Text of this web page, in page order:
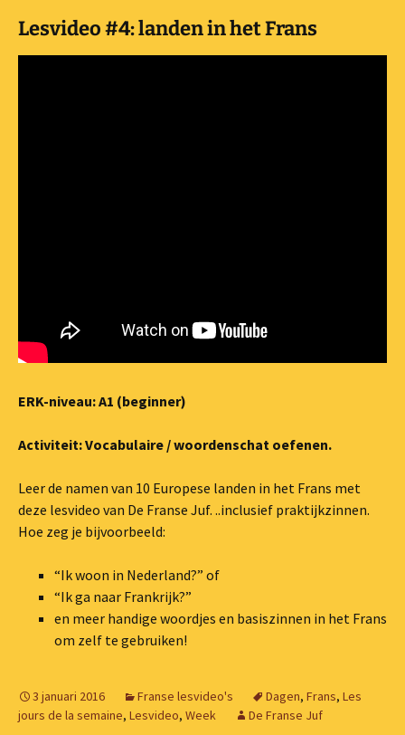
Lesvideo #4: landen in het Frans
ERK-niveau: A1 (beginner)
Activiteit: Vocabulaire / woordenschat oefenen.
Leer de namen van 10 Europese landen in het Frans met
deze lesvideo van De Franse Juf. ..inclusief praktijkzinnen.
Hoe zeg je bijvoorbeeld:
“Ik woon in Nederland?” of
“Ik ga naar Frankrijk?”
en meer handige woordjes en basiszinnen in het Frans
om zelf te gebruiken!
3 januari 2016 Franse lesvideo's Dagen, Frans, Les
jours de la semaine, Lesvideo, Week De Franse Juf